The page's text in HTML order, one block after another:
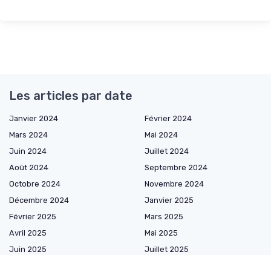
Les articles par date
Janvier 2024
Février 2024
Mars 2024
Mai 2024
Juin 2024
Juillet 2024
Août 2024
Septembre 2024
Octobre 2024
Novembre 2024
Décembre 2024
Janvier 2025
Février 2025
Mars 2025
Avril 2025
Mai 2025
Juin 2025
Juillet 2025